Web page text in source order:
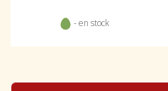
- en stock